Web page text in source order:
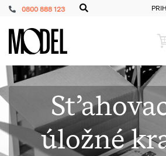
0800 888 123
PackShop
úložné